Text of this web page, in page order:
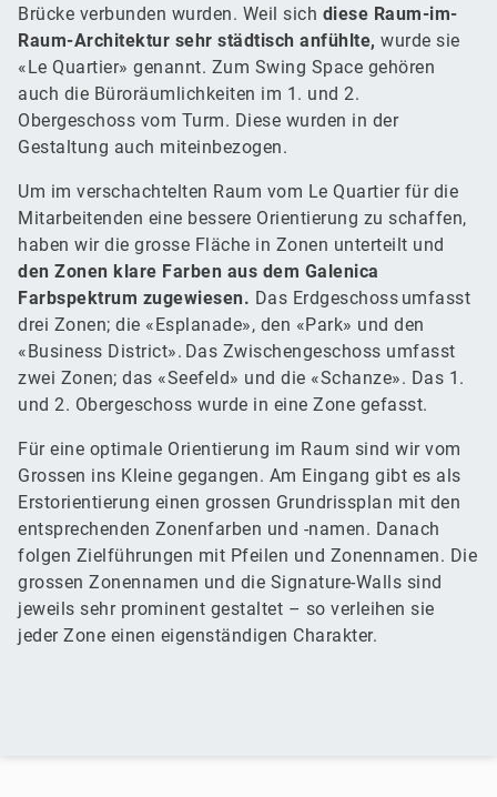
Brücke verbunden wurden. Weil sich diese Raum-im-
Raum-Architektur sehr städtisch anfühlte, wurde sie
«Le Quartier» genannt. Zum Swing Space gehören
auch die Büroräumlichkeiten im 1. und 2.
Obergeschoss vom Turm. Diese wurden in der
Gestaltung auch miteinbezogen.
Um im verschachtelten Raum vom Le Quartier für die
Mitarbeitenden eine bessere Orientierung zu schaffen,
haben wir die grosse Fläche in Zonen unterteilt und
den Zonen klare Farben aus dem Galenica
Farbspektrum zugewiesen. Das Erdgeschoss umfasst
drei Zonen; die «Esplanade», den «Park» und den
«Business District». Das Zwischengeschoss umfasst
zwei Zonen; das «Seefeld» und die «Schanze». Das 1.
und 2. Obergeschoss wurde in eine Zone gefasst.
Für eine optimale Orientierung im Raum sind wir vom
Grossen ins Kleine gegangen. Am Eingang gibt es als
Erstorientierung einen grossen Grundrissplan mit den
entsprechenden Zonenfarben und -namen. Danach
folgen Zielführungen mit Pfeilen und Zonennamen. Die
grossen Zonennamen und die Signature-Walls sind
jeweils sehr prominent gestaltet – so verleihen sie
jeder Zone einen eigenständigen Charakter.